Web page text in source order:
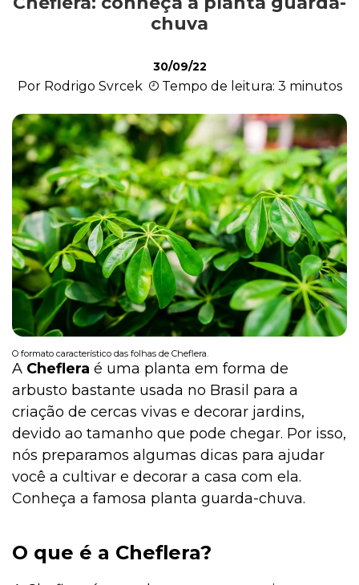
Cultivo e Manutenção
Cachorro
Gato
Outros Pets
Casa & Piscina
Jardinagem
Institucional
chuva
30/09/22
Por Rodrigo Svrcek Tempo de leitura: 3 minutos
O formato característico das folhas de Cheflera.
A Cheflera é uma planta em forma de
arbusto bastante usada no Brasil para a
criação de cercas vivas e decorar jardins,
devido ao tamanho que pode chegar. Por isso,
nós preparamos algumas dicas para ajudar
você a cultivar e decorar a casa com ela.
Conheça a famosa planta guarda-chuva.
O que é a Cheflera?